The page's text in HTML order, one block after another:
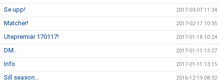
Se upp! 2017-03-07 11:34
Matcher! 2017-02-17 10:35
Utepremiär 170117! 2017-01-18 10:24
DM.. 2017-01-11 13:27
Info 2017-01-11 13:15
Sill season... 2016-12-19 08:32